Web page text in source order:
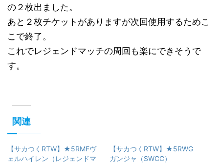
の２枚出ました。
あと２枚チケットがありますが次回使用するためこ
こで終了。
これでレジェンドマッチの周回も楽にできそうで
す。
関連
【サカつくRTW】★5RMFヴ
ェルハイレン（レジェンドマ
【サカつくRTW】★5RWG
ガンジャ（SWCC）